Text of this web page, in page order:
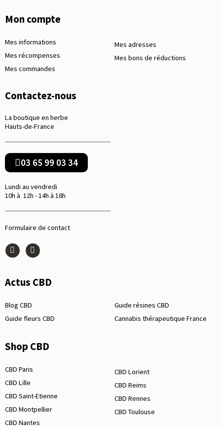
Mon compte
Mes informations
Mes récompenses
Mes commandes
Mes adresses
Mes bons de réductions
Contactez-nous
La boutique en herbe
Hauts-de-France
03 65 99 03 34
Lundi au vendredi
10h à 12h - 14h à 18h
Formulaire de contact
Actus CBD
Blog CBD
Guide fleurs CBD
Guide résines CBD
Cannabis thérapeutique France
Shop CBD
CBD Paris
CBD Lille
CBD Saint-Etienne
CBD Montpellier
CBD Nantes
CBD Lorient
CBD Reims
CBD Rennes
CBD Toulouse